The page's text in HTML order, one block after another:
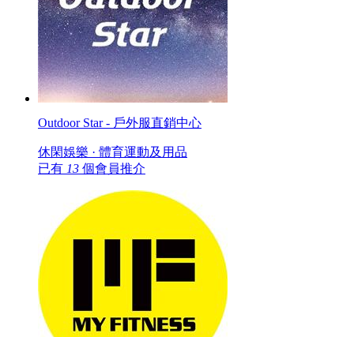
Outdoor Star - 戶外服直銷中心
休閑娛樂 · 體育運動及用品
已有 13 個會員推介